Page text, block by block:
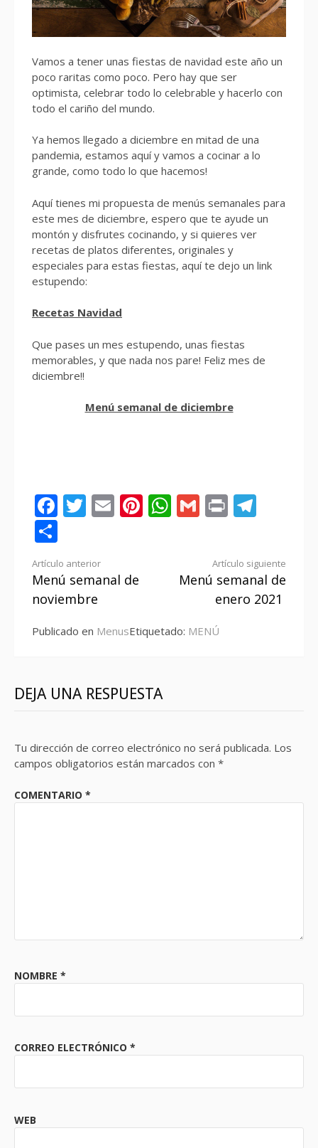
Vamos a tener unas fiestas de navidad este año un
poco raritas como poco. Pero hay que ser
optimista, celebrar todo lo celebrable y hacerlo con
todo el cariño del mundo.
Ya hemos llegado a diciembre en mitad de una
pandemia, estamos aquí y vamos a cocinar a lo
grande, como todo lo que hacemos!
Aquí tienes mi propuesta de menús semanales para
este mes de diciembre, espero que te ayude un
montón y disfrutes cocinando, y si quieres ver
recetas de platos diferentes, originales y
especiales para estas fiestas, aquí te dejo un link
estupendo:
Recetas Navidad
Que pases un mes estupendo, unas fiestas
memorables, y que nada nos pare! Feliz mes de
diciembre!!
Menú semanal de diciembre
Facebook
Twitter
EmailPinterest
WhatsApp
Gmail
Print
Seguir
leyendo
Artículo anterior
Menú semanal de
noviembre
Artículo siguiente
Menú semanal de
enero 2021
Publicado en MenusEtiquetado: MENÚ
DEJA UNA RESPUESTA
Tu dirección de correo electrónico no será publicada. Los
campos obligatorios están marcados con *
COMENTARIO *
NOMBRE *
CORREO ELECTRÓNICO *
WEB